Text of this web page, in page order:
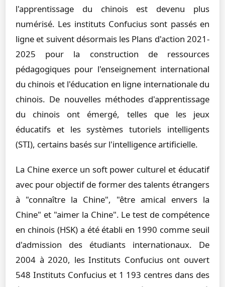
l'apprentissage du chinois est devenu plus
numérisé. Les instituts Confucius sont passés en
ligne et suivent désormais les Plans d'action 2021-
2025 pour la construction de ressources
pédagogiques pour l'enseignement international
du chinois et l'éducation en ligne internationale du
chinois. De nouvelles méthodes d'apprentissage
du chinois ont émergé, telles que les jeux
éducatifs et les systèmes tutoriels intelligents
(STI), certains basés sur l'intelligence artificielle.
La Chine exerce un soft power culturel et éducatif
avec pour objectif de former des talents étrangers
à "connaître la Chine", "être amical envers la
Chine" et "aimer la Chine". Le test de compétence
en chinois (HSK) a été établi en 1990 comme seuil
d'admission des étudiants internationaux. De
2004 à 2020, les Instituts Confucius ont ouvert
548 Instituts Confucius et 1 193 centres dans des